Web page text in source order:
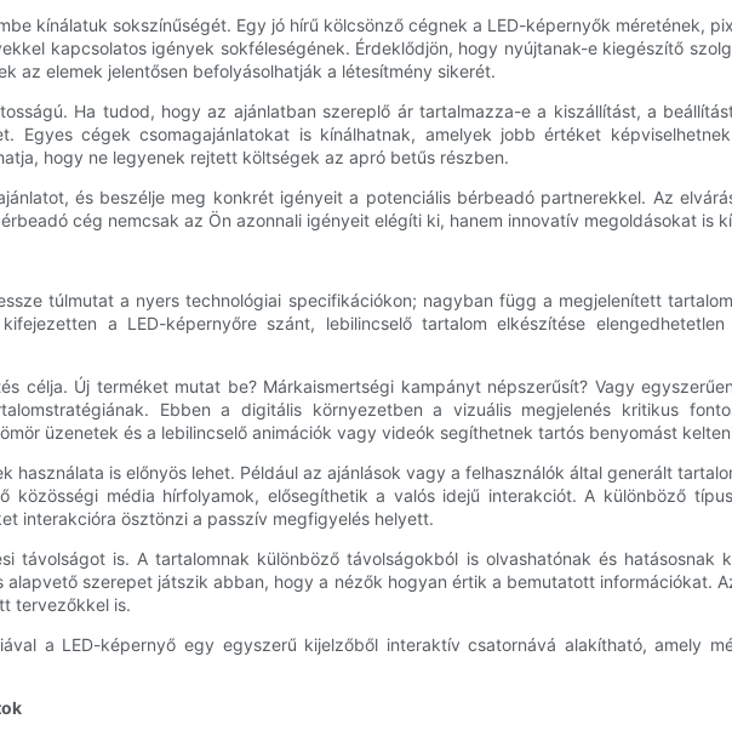
kínálatuk sokszínűségét. Egy jó hírű kölcsönző cégnek a LED-képernyők méretének,
kapcsolatos igények sokféleségének. Érdeklődjön, hogy nyújtanak-e kiegészítő
az elemek jelentősen befolyásolhatják a létesítmény sikerét.
Ha tudod, hogy az ajánlatban szereplő ár tartalmazza-e a kiszállítást, a
Egyes cégek csomagajánlatokat is kínálhatnak, amelyek jobb értéket
hogy ne legyenek rejtett költségek az apró betűs részben.
és beszélje meg konkrét igényeit a potenciális bérbeadó partnerekkel. Az
cég nemcsak az Ön azonnali igényeit elégíti ki, hanem innovatív megoldásokat is
túlmutat a nyers technológiai specifikációkon; nagyban függ a megjelenített
a LED-képernyőre szánt, lebilincselő tartalom elkészítése
célja. Új terméket mutat be? Márkaismertségi kampányt népszerűsít? Vagy
Ebben a digitális környezetben a vizuális megjelenés kritikus
üzenetek és a lebilincselő animációk vagy videók segíthetnek tartós benyomást
használata is előnyös lehet. Például az ajánlások vagy a felhasználók által generált
közösségi média hírfolyamok, elősegíthetik a valós idejű interakciót. A különböző
interakcióra ösztönzi a passzív megfigyelés helyett.
távolságot is. A tartalomnak különböző távolságokból is olvashatónak és hatásosnak
szerepet játszik abban, hogy a nézők hogyan értik a bemutatott információkat.
tervezőkkel is.
a LED-képernyő egy egyszerű kijelzőből interaktív csatornává alakítható, amely